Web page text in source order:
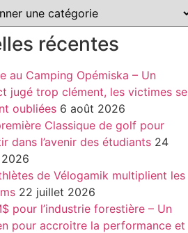
récentes
au Camping Opémiska – Un
jugé trop clément, les victimes se
oubliées 6 août 2026
Classique de golf pour
dans l’avenir des étudiants 24
de Vélogamik multiplient les
22 juillet 2026
pour l’industrie forestière – Un
pour accroitre la performance et